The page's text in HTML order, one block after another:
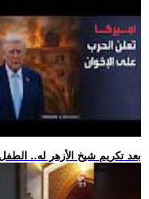
.. بعد تكريم شيخ الأزهر له..